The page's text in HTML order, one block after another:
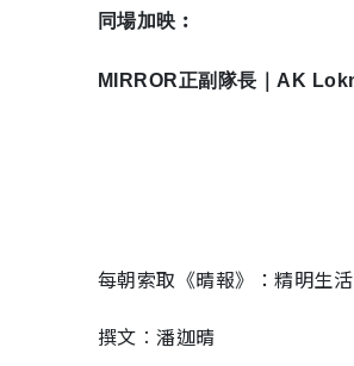
同場加映︰
MIRROR正副隊長｜AK
每朝索取《晴報》：精明生
撰文︰潘迦晴